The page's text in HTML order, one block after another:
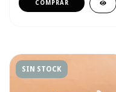
SIN STOCK